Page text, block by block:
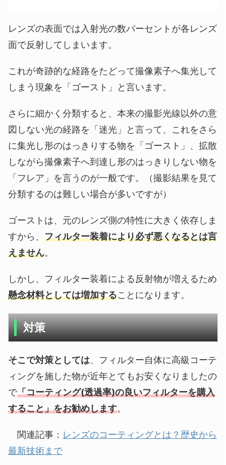
レンズの表面では入射光の数パーセントが各レンズ
面で反射してしまいます。
これが奇跡的な経路をたどって撮像素子へ集光して
しまう現象を「ゴースト」と言います。
さらに細かく分類すると、本来の撮影光線以外の意
図しない光の経路を「迷光」と言って、これをさら
に集光し形のはっきりする物を「ゴースト」、拡散
しながら撮像素子へ到達し形のはっきりしない物を
「フレア」を言うのが一般です。（撮影結果を見て
分類するのは難しい場合が多いですが）
ゴーストは、元のレンズ側の特性に大きく依存しま
すから、 フィルター装着により必ず悪くなるとは言
えません。
しかし、フィルター装着による反射物が増えるため
懸念材料としては増加することになります。
対策
そこで対策としては、フィルター自体に高級コーテ
ィングを施した物が近年とてもお安くなりましたの
で「コーティング(透過率)の良いフィルターを購入
すること」をお勧めします。
関連記事： レンズのコーティングとは？歴史から
最新技術まで